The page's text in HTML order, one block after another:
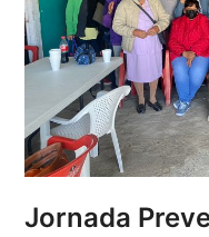
Jornada